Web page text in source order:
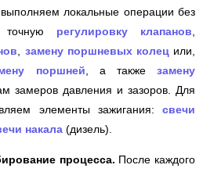
локальные операции без
точную регулировку клапанов
замену поршневых колец или,
поршней , а такжезамену
замеров давления и зазоров. Для
элементы зажигания: свечи
накала (дизель).
процесса. После каждого